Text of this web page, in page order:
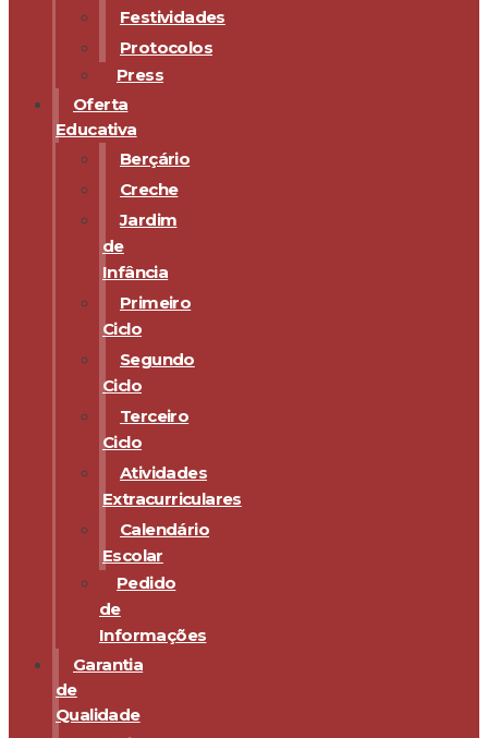
Festividades
Protocolos
Press
Oferta
Educativa
Berçário
Creche
Jardim
de
Infância
Primeiro
Ciclo
Segundo
Ciclo
Terceiro
Ciclo
Atividades
Extracurriculares
Calendário
Escolar
Pedido
de
Informações
Garantia
de
Qualidade